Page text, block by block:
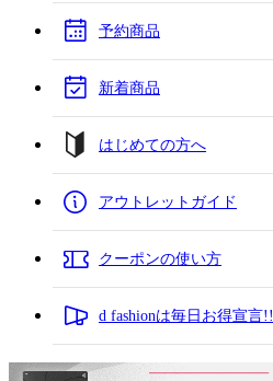
予約商品
新着商品
はじめての方へ
アウトレットガイド
クーポンの使い方
d fashionは毎日お得宣言!!